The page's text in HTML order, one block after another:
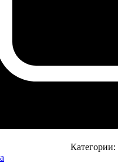
Категории: